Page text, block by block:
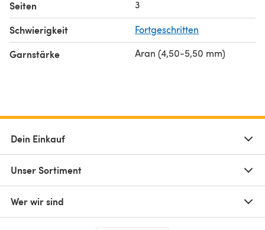
Seiten 3
Schwierigkeit Fortgeschritten
Garnstärke Aran (4,50-5,50 mm)
Dein Einkauf
Unser Sortiment
Wer wir sind